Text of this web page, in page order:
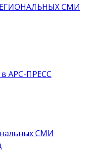
в АРС-ПРЕСС
СМИ